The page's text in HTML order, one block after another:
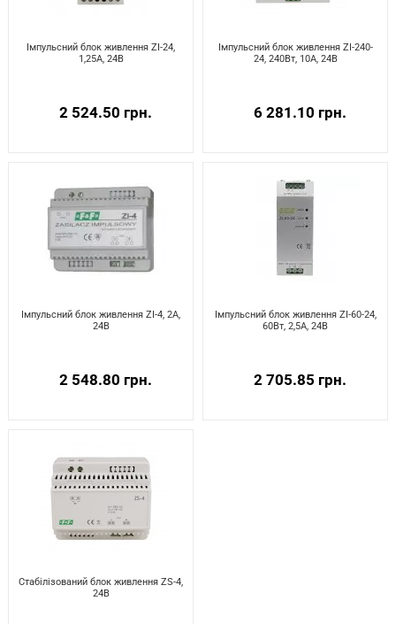
Імпульсний блок живлення ZI-24,
1,25А, 24В
2 524.50 грн.
Імпульсний блок живлення ZI-240-
24, 240Вт, 10А, 24В
6 281.10 грн.
Імпульсний блок живлення ZI-4, 2А,
24В
2 548.80 грн.
Імпульсний блок живлення ZI-60-24,
60Вт, 2,5А, 24В
2 705.85 грн.
Стабілізований блок живлення ZS-4,
24В